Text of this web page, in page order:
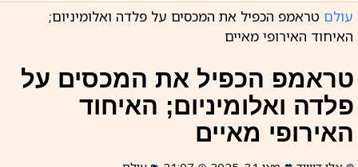
עולם טראמפ הכפיל את המכסים על פלדה ואלומיניום;
האיחוד האירופי מאיים
טראמפ הכפיל את המכסים על
פלדה ואלומיניום; האיחוד
האירופי מאיים